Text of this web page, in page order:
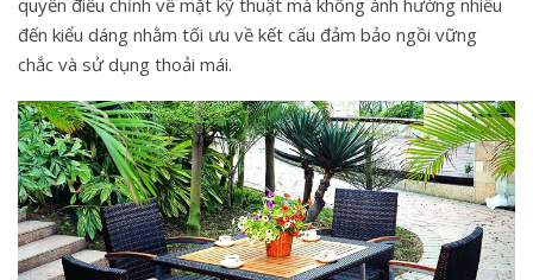
quyền điều chỉnh về mặt kỹ thuật mà không ảnh hưởng nhiều
đến kiểu dáng nhằm tối ưu về kết cấu đảm bảo ngồi vững
chắc và sử dụng thoải mái.